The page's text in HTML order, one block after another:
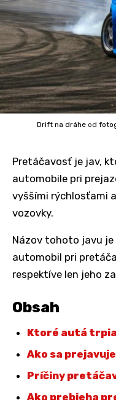
Drift na dráhe od
Pretáčavosť je jav,
automobile pri
vyššími rýchlosťami
vozovky.
Názov tohoto javu
automobil pri
respektíve len jeho
Obsah
Ktoré autá
Ako sa
Príčiny
Ako prebieha